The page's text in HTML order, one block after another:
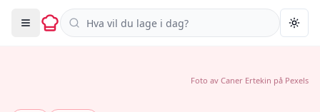
Søk i oppskrifter
Foto av Caner Ertekin på Pexels